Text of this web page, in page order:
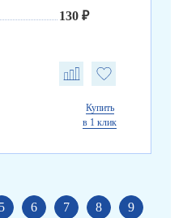
130 ₽
Купить
в 1 клик
5 6 7 8
9